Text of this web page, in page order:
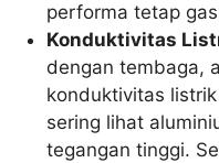
performa tetap
Konduktivitas
dengan tembaga,
konduktivitas
sering lihat
tegangan tinggi.